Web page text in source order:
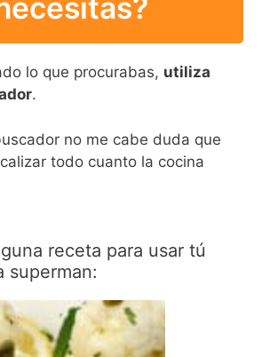
lo que procurabas, utiliza
.
no me cabe duda que
todo cuanto la cocina
receta para usar tú
superman: